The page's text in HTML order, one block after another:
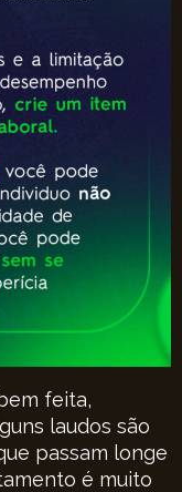
feita,
laudos são
passam longe
é muito